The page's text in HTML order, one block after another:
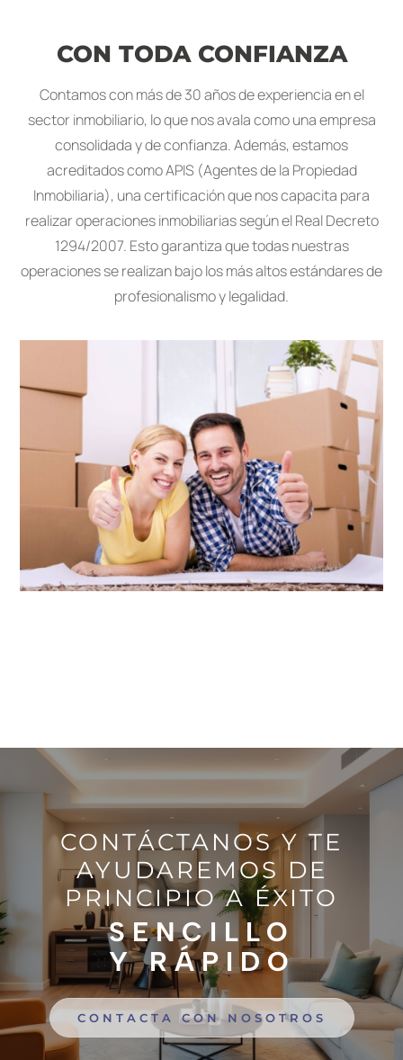
CON TODA CONFIANZA
Contamos con más de 30 años de experiencia en el
sector inmobiliario, lo que nos avala como una empresa
consolidada y de confianza. Además, estamos
acreditados como APIS (Agentes de la Propiedad
Inmobiliaria), una certificación que nos capacita para
realizar operaciones inmobiliarias según el Real Decreto
1294/2007. Esto garantiza que todas nuestras
operaciones se realizan bajo los más altos estándares de
profesionalismo y legalidad.
CONTÁCTANOS Y TE
AYUDAREMOS DE
PRINCIPIO A ÉXITO
SENCILLO
Y RÁPIDO
CONTACTA CON NOSOTROS